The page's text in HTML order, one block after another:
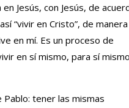
Jesús, con Jesús, de
“vivir en Cristo”, de manera
en mí. Es un proceso de
en sí mismo, para sí
Pablo: tener las mismas